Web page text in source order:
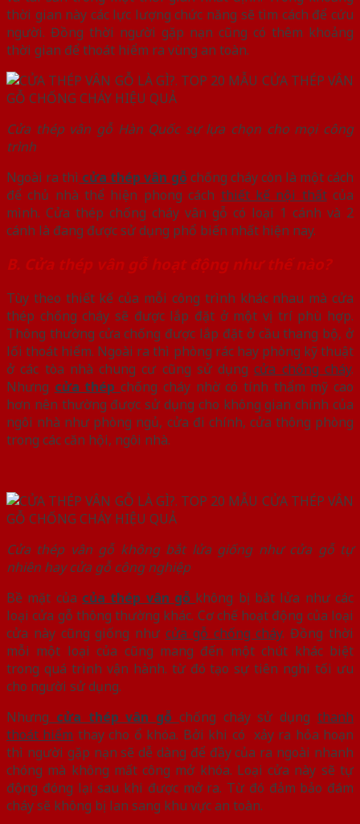
thời gian này các lực lượng chức năng sẽ tìm cách để cứu
người. Đồng thời người gặp nạn cũng có thêm khoảng
thời gian để thoát hiểm ra vùng an toàn.
Cửa thép vân gỗ Hàn Quốc sự lựa chọn cho mọi công
trình
Ngoài ra thì cửa thép vân gỗ chống cháy còn là một cách
để chủ nhà thể hiện phong cách thiết kế nội thấtcủa
mình. Cửa thép chống cháy vân gỗ có loại 1 cánh và 2
cánh là đang được sử dụng phổ biến nhất hiện nay.
B. Cửa thép vân gỗ hoạt động như thế nào?
Tùy theo thiết kế của mỗi công trình khác nhau mà cửa
thép chống cháy sẽ được lắp đặt ở một vị trí phù hợp.
Thông thường cửa chống được lắp đặt ở cầu thang bộ, ở
lối thoát hiểm. Ngoài ra thì phòng rác hay phòng kỹ thuật
ở các tòa nhà chung cư cũng sử dụngcửa chống cháy.
Nhưng cửa thépchống cháy nhờ có tính thẩm mỹ cao
hơn nên thường được sử dụng cho không gian chính của
ngôi nhà như phòng ngủ, cửa đi chính, cửa thông phòng
trong các căn hội, ngôi nhà.
Cửa thép vân gỗ không bắt lửa giống như cửa gỗ tự
nhiên hay cửa gỗ công nghiệp
Bề mặt của của thép vân gỗ không bị bắt lửa như các
loại cửa gỗ thông thường khác. Cơ chế hoạt động của loại
cửa này cũng giống như cửa gỗ chống cháy. Đồng thời
mỗi một loại của cũng mang đến một chút khác biệt
trong quá trình vận hành. từ đó tạo sự tiên nghi tối ưu
cho người sử dụng.
Nhưng cửa thép vân gỗ chống cháy sử dụngthanh
thoát hiểm thay cho ổ khóa. Bởi khi có xảy ra hỏa hoạn
thì người gặp nạn sẽ dễ dàng để đầy của ra ngoài nhanh
chóng mà không mất công mở khóa. Loại cửa này sẽ tự
động đóng lại sau khi được mở ra. Từ đó đảm bảo đám
cháy sẽ không bị lan sang khu vực an toàn.